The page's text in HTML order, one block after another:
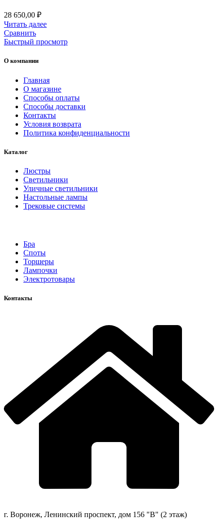
28 650,00 ₽
Читать далее
Сравнить
Быстрый просмотр
О компании
Главная
О магазине
Способы оплаты
Способы доставки
Контакты
Условия возврата
Политика конфиденциальности
Каталог
Люстры
Светильники
Уличные светильники
Настольные лампы
Трековые системы
Бра
Споты
Торшеры
Лампочки
Электротовары
Контакты
г. Воронеж, Ленинский проспект, дом 156 "В" (2 этаж)